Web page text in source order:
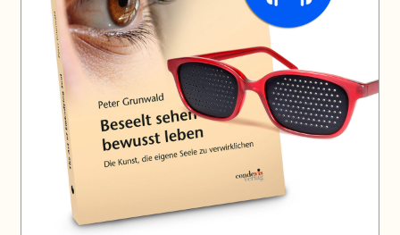
Upcoming Workshops
Shop
Frequently Asked Questions
Contact
Media